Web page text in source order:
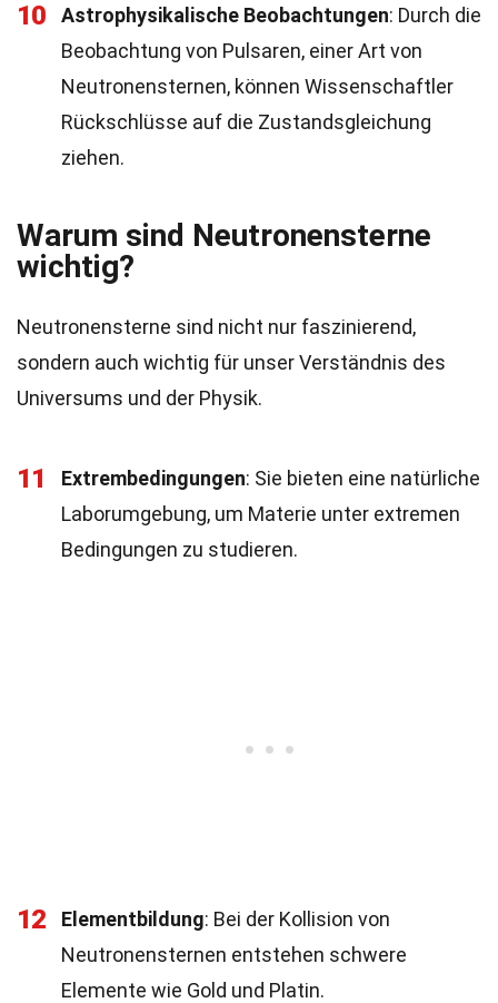
10 Astrophysikalische Beobachtungen: Durch die
Beobachtung von Pulsaren, einer Art von
Neutronensternen, können Wissenschaftler
Rückschlüsse auf die Zustandsgleichung
ziehen.
Warum sind Neutronensterne
wichtig?
Neutronensterne sind nicht nur faszinierend,
sondern auch wichtig für unser Verständnis des
Universums und der Physik.
11 Extrembedingungen: Sie bieten eine natürliche
Laborumgebung, um Materie unter extremen
Bedingungen zu studieren.
12 Elementbildung: Bei der Kollision von
Neutronensternen entstehen schwere
Elemente wie Gold und Platin.